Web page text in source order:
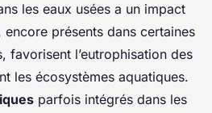
les eaux usées a un impact
encore présents dans certaines
favorisent l’eutrophisation des
les écosystèmes aquatiques.
parfois intégrés dans les